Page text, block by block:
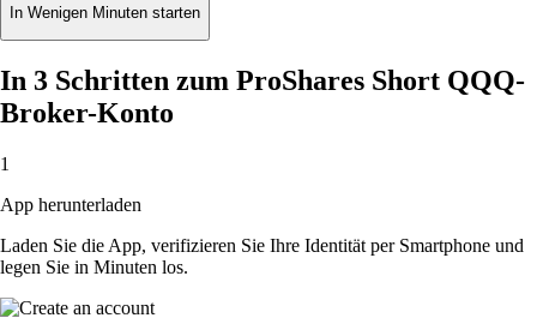
In Wenigen Minuten starten
In 3 Schritten zum ProShares Short QQQ-
Broker-Konto
1
App herunterladen
Laden Sie die App, verifizieren Sie Ihre Identität per Smartphone und
legen Sie in Minuten los.